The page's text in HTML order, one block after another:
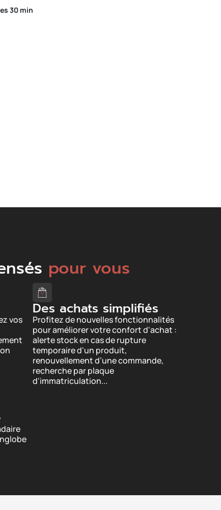
30 min
pour vous
vos
Des achats simplifiés
Profitez de nouvelles fonctionnalités
pour améliorer votre confort d'achat :
alerte stock en cas de rupture
temporaire d'un produit,
renouvellement d’une commande,
recherche par plaque
d'immatriculation...